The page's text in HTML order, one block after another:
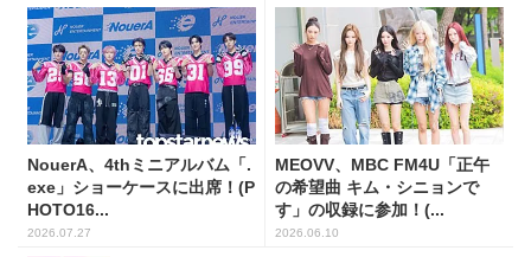
NouerA、4thミニアルバム「.
exe」ショーケースに出席！(P
HOTO16...
2026.07.27
MEOVV、MBC FM4U「正午
の希望曲 キム・シニョンで
す」の収録に参加！(...
2026.06.10